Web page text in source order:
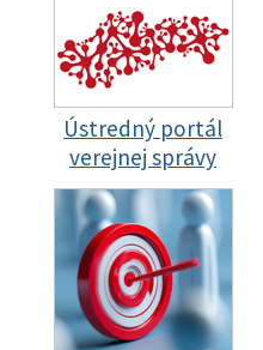
Ústredný portál
verejnej správy